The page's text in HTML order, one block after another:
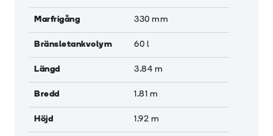
Marfrigång 330 mm
Bränsletankvolym 60 l
Längd 3.84 m
Bredd 1.81 m
Höjd 1.92 m